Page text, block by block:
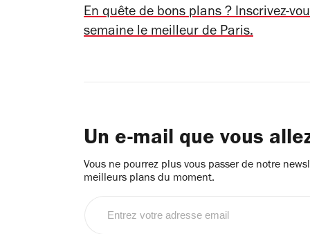
En quête de bons plans ? Inscrivez-
semaine le meilleur de Paris.
Un e-mail que vous
Vous ne pourrez plus vous passer de notre
meilleurs plans du moment.